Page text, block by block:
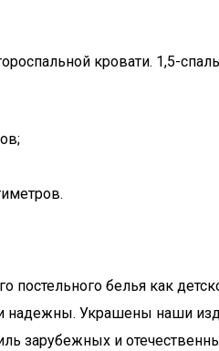
кровати. 1,5-
белья как
Украшены наши
зарубежных и